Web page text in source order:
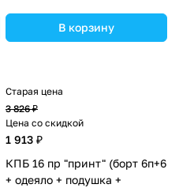
(№П207_2а10бб_02) цвета в
ассортименте.
В корзину
Старая цена
3 826 ₽
Цена со скидкой
1 913 ₽
КПБ 16 пр "принт" (борт 6п+6
+ одеяло + подушка +